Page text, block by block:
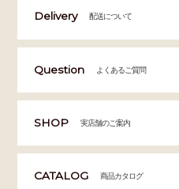
Delivery 配送について
Question よくあるご質問
SHOP 実店舗のご案内
CATALOG 商品カタログ